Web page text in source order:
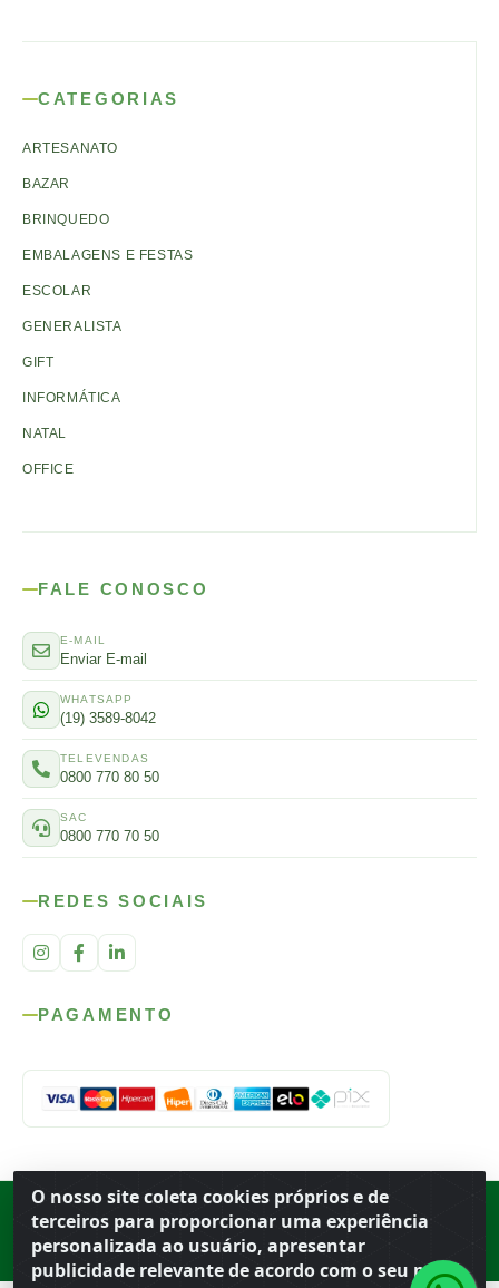
O nosso site coleta cookies próprios e de
terceiros para proporcionar uma experiência
personalizada ao usuário, apresentar
publicidade relevante de acordo com o seu perfil
CATEGORIAS
ARTESANATO
BAZAR
BRINQUEDO
EMBALAGENS E FESTAS
ESCOLAR
GENERALISTA
GIFT
INFORMÁTICA
NATAL
OFFICE
FALE CONOSCO
E-MAIL
Enviar E-mail
WHATSAPP
(19) 3589-8042
TELEVENDAS
0800 770 80 50
SAC
0800 770 70 50
REDES SOCIAIS
PAGAMENTO
Rod. SP-215, s/n, km 98 — Área Rural Porto Ferreira ·BR
· CEP
· CNPJ 56.679.863/0001-91
© 2026 Atacado Ideal